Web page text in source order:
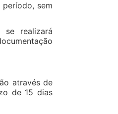
sem
se realizará
através de
de 15 dias